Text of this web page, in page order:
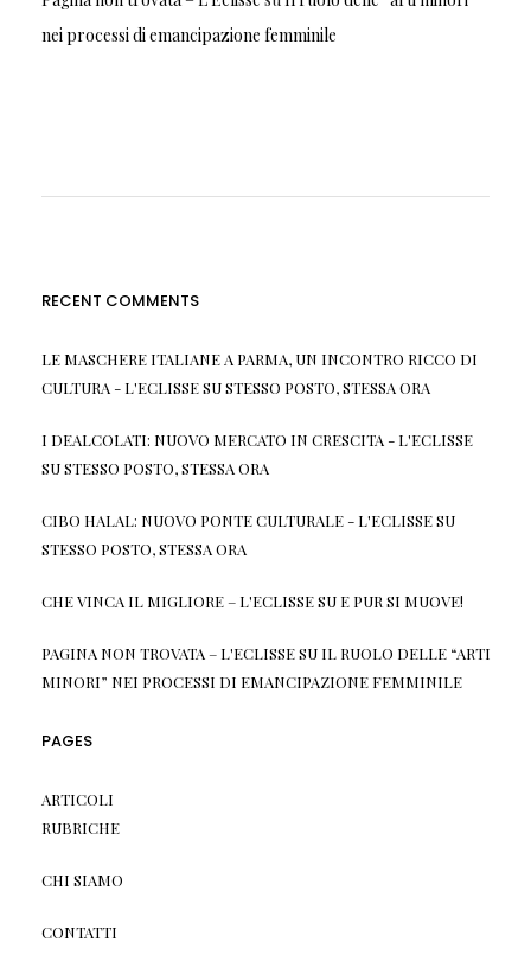
nei processi di emancipazione femminile
RECENT COMMENTS
LE MASCHERE ITALIANE A PARMA, UN INCONTRO RICCO DI
CULTURA - L'ECLISSESUSTESSO POSTO, STESSA ORA
I DEALCOLATI: NUOVO MERCATO IN CRESCITA - L'ECLISSE
SUSTESSO POSTO, STESSA ORA
CIBO HALAL: NUOVO PONTE CULTURALE - L'ECLISSESU
STESSO POSTO, STESSA ORA
CHE VINCA IL MIGLIORE – L'ECLISSESU E PUR SI MUOVE!
PAGINA NON TROVATA – L'ECLISSESU IL RUOLO DELLE “ARTI
MINORI” NEI PROCESSI DI EMANCIPAZIONE FEMMINILE
PAGES
ARTICOLI
RUBRICHE
CHI SIAMO
CONTATTI